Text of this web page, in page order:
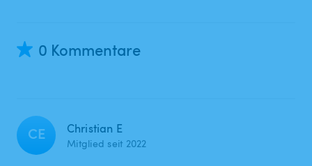
0 Kommentare
CE Christian E
Mitglied seit 2022